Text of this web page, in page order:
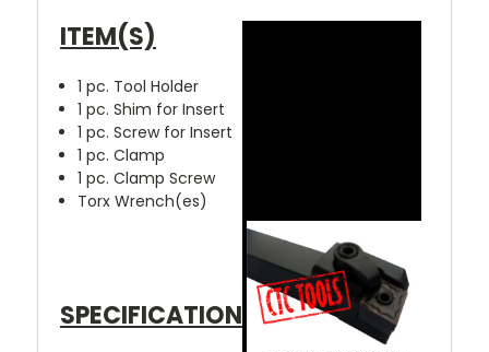
ITEM(S)
1 pc. Tool Holder
1 pc. Shim for Insert
1 pc. Screw for Insert
1 pc. Clamp
1 pc. Clamp Screw
Torx Wrench(es)
SPECIFICATION